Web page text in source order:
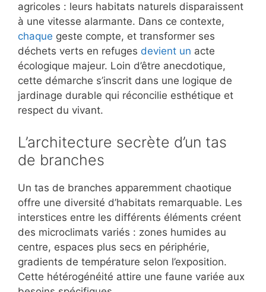
agricoles : leurs habitats naturels disparaissent
à une vitesse alarmante. Dans ce contexte,
chaque geste compte, et transformer ses
déchets verts en refuges devient un acte
écologique majeur. Loin d’être anecdotique,
cette démarche s’inscrit dans une logique de
jardinage durable qui réconcilie esthétique et
respect du vivant.
L’architecture secrète d’un tas
de branches
Un tas de branches apparemment chaotique
offre une diversité d’habitats remarquable. Les
interstices entre les différents éléments créent
des microclimats variés : zones humides au
centre, espaces plus secs en périphérie,
gradients de température selon l’exposition.
Cette hétérogénéité attire une faune variée aux